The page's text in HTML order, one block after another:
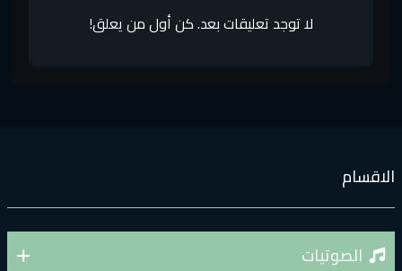
الصوتيات
لا توجد تعليقات بعد. كن أول من يعلق!